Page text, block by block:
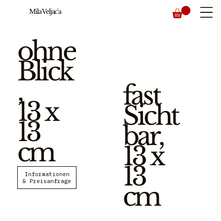
Mila Veljac'a
ohne
Blick
,
13 x
13
cm
Informationen
fast
Sicht
bar,
13 x
13
cm